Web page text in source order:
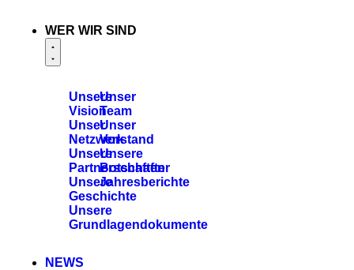
WER WIR SIND
Unsere
Vision
Unser
Netzwerk
Unsere
Partnerschaften
Unsere
Geschichte
Unsere
Grundlagendokumente
Unser
Team
Unser
Vorstand
Unsere
Botschafter
Jahresberichte
NEWS